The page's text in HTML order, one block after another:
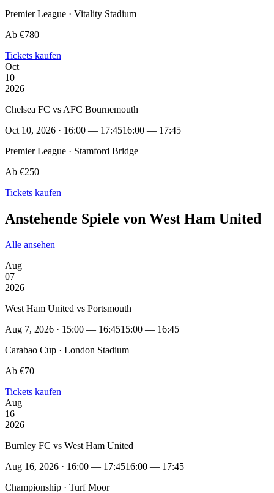
Premier League · Vitality Stadium
Ab €780
Tickets kaufen
Oct
10
2026
Chelsea FC vs AFC Bournemouth
Oct 10, 2026 · 16:00 — 17:4516:00 — 17:45
Premier League · Stamford Bridge
Ab €250
Tickets kaufen
Anstehende Spiele von West Ham United
Alle ansehen
Aug
07
2026
West Ham United vs Portsmouth
Aug 7, 2026 · 15:00 — 16:4515:00 — 16:45
Carabao Cup · London Stadium
Ab €70
Tickets kaufen
Aug
16
2026
Burnley FC vs West Ham United
Aug 16, 2026 · 16:00 — 17:4516:00 — 17:45
Championship · Turf Moor